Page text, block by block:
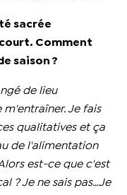
sacrée
Comment
saison ?
de lieu
Je fais
qualitatives et ça
de l'alimentation
est-ce que c'est
? Je ne sais pas…Je